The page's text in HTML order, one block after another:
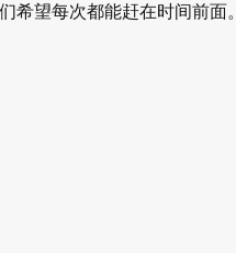
希望每次都能赶在时间前面。